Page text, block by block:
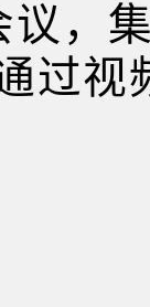
议，
过视